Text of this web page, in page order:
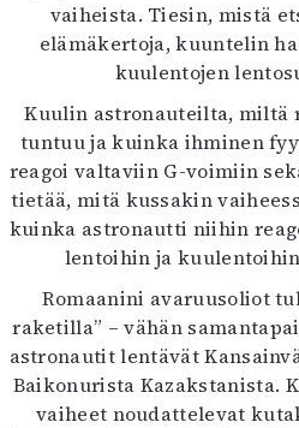
vaiheista. Tiesin, mistä
elämäkertoja, kuuntelin
kuulentojen
Kuulin astronauteilta, miltä
tuntuu ja kuinka ihminen
reagoi valtaviin G-voimiin
tietää, mitä kussakin
kuinka astronautti niihin
lentoihin ja
Romaanini avaruusoliot
raketilla” – vähän
astronautit lentävät
Baikonurista Kazakstanista.
vaiheet noudattelevat